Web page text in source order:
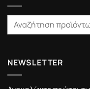
NEWSLETTER